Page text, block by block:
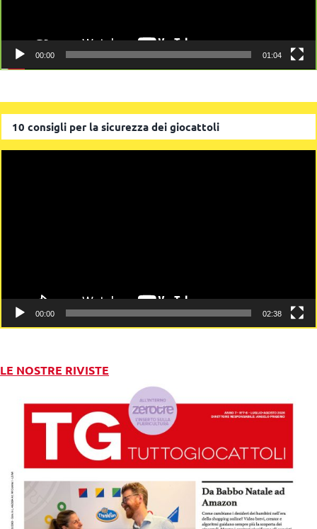
00:00 01:04
10 consigli per la sicurezza dei giocattoli
00:00 02:38